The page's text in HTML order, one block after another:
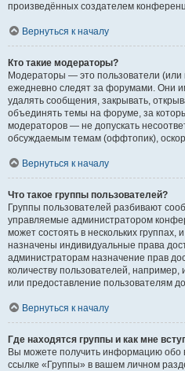
произведённых создателем
Вернуться к началу
Кто такие модераторы?
Модераторы — это пользователи (или
ежедневно следят за форумами. Они
удалять сообщения, закрывать,
объединять темы на форуме, за
модераторов — не допускать
обсуждаемым темам (оффтопик),
Вернуться к началу
Что такое группы пользователей?
Группы пользователей разбивают
управляемые администратором
может состоять в нескольких группах,
назначены индивидуальные права
администраторам назначение прав
количеству пользователей,
или предоставление пользователям
Вернуться к началу
Где находятся группы и как мне
Вы можете получить информацию обо
ссылке «Группы» в вашем личном